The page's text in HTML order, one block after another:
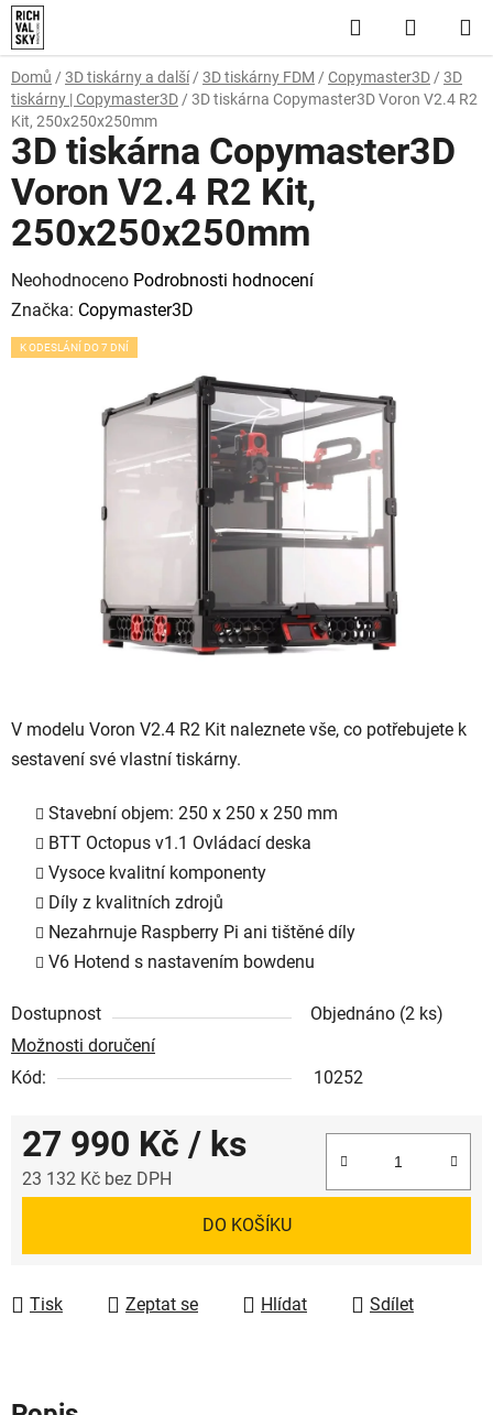
Přejít
na
obsah
Hledat
KOŠÍK
Domů / 3D tiskárny a další / 3D tiskárny FDM / Copymaster3D / 3D
tiskárny | Copymaster3D / 3D tiskárna Copymaster3D Voron V2.4 R2
Kit, 250x250x250mm
V modelu Voron V2.4 R2 Kit naleznete vše, co potřebujete k
sestavení své vlastní tiskárny.
Stavební objem: 250 x 250 x 250 mm
BTT Octopus v1.1 Ovládací deska
Vysoce kvalitní komponenty
Díly z kvalitních zdrojů
Nezahrnuje Raspberry Pi ani tištěné díly
V6 Hotend s nastavením bowdenu
Dostupnost Objednáno (2 ks)
Možnosti doručení
Kód:
10252
27 990 Kč / ks
23 132 Kč bez DPH
DO KOŠÍKU
Tisk Zeptat se Hlídat Sdílet
3D tiskárna Copymaster3D
Voron V2.4 R2 Kit,
250x250x250mm
Průměrné
hodnocení
produktu
Neohodnoceno Podrobnosti hodnocení
Značka: Copymaster3D
K ODESLÁNÍ DO 7 DNÍ